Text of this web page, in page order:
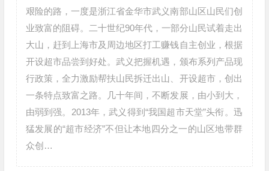
艰险的路，一度是浙江省金华市武义南部山区山民们创
业致富的阻碍。二十世纪90年代，一部分山民试着走出
大山，赶到上海市及周边地区打工赚钱自主创业，根据
开设超市品尝到好处。武义把握机遇，颁布系列产品现
行政策，全力激励帮扶山民拆迁出山、开设超市，创出
一条特点致富之路。几十年间，不断发展，由小到大，
由弱到强。2013年，武义得到“我国超市天堂”头衔。迅
猛发展的“超市经济”不但让本地四分之一的山区地带群
众创…